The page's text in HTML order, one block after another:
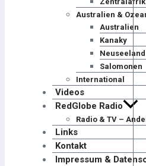
Australien &
Australien
Kanaky
Neuseeland
Salomonen
International
Videos
RedGlobe Radio
Radio & TV –
Links
Kontakt
Impressum &